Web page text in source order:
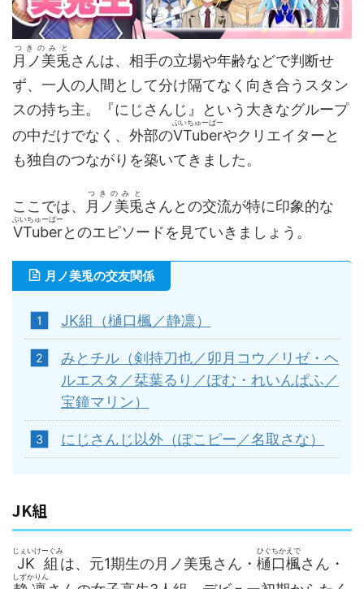
月ノ美兎
つきのみと
さんは、相手の立場や年齢などで判断せ
ず、一人の人間として分け隔てなく向き合うスタン
スの持ち主。『にじさんじ』という大きなグループ
の中だけでなく、外部のVTuber
ぶいちゅーばー
やクリエイターと
も独自のつながりを築いてきました。
ここでは、 月ノ美兎
つきのみと
さんとの交流が特に印象的な
VTuber
ぶいちゅーばー
とのエピソードを見ていきましょう。
月ノ美兎の交友関係
JK組（樋口楓／静凛）
みとチル（剣持刀也／卯月コウ／リゼ・ヘ
ルエスタ／栞葉るり／ぽむ・れいんぱふ／
宝鐘マリン）
にじさんじ以外（ぽこピー／名取さな）
JK組
JK組
じぇいけーぐみ
は、元1期生の月ノ美兎さん・ 樋口楓
ひぐちかえで
さん・
しずかりん